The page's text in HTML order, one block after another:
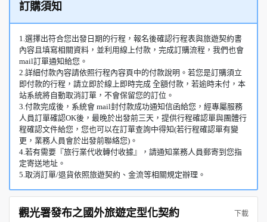
訂購須知
1.選擇出符合您出發日期的行程，報名後確認行程表與旅遊契約書
內容且填寫相關資料，並利用線上付款，完成訂購流程，我們也會
mail訂單通知給您。
2.詳細付款內容請依照行程內容頁中的付款說明。若您是訂購須立
即付款的行程，請立即於線上即時完成 全額付款，若逾時未付，本
站系統將自動取消訂單，不會保留您的訂位。
3.付款完成後，系統會 mail封付款成功通知信函給您，經專屬服務
人員訂單確認OK後，最晚於出發前三天，提供行程確認單與團體行
程確認文件給您，您也可以在訂單查詢中得知(若行程確認單有變
更，業務人員會於出發前聯絡您)。
4.若有需要『旅行業代收轉付收據』，請通知業務人員郵寄到您指
定寄送地址。
5.取消訂單/退貨依照旅遊契約、金流等相關規定辦理。
觀光署發布之國外旅遊定型化契約 下載